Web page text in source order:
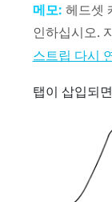
메모: 헤드셋
인하십시오.
스트립 다시
탭이 삽입되